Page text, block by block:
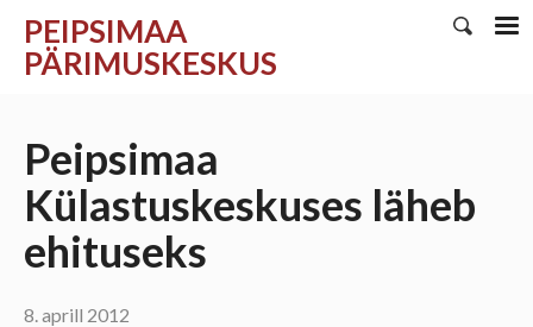
PEIPSIMAA
PÄRIMUSKESKUS
Peipsimaa
Külastuskeskuses läheb
ehituseks
8. aprill 2012